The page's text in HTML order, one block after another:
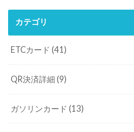
カテゴリ
ETCカード (41)
QR決済詳細 (9)
ガソリンカード (13)